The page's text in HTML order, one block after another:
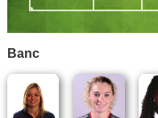
Banc